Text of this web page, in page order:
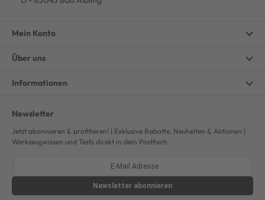
Mein Konto
Über uns
Informationen
Newsletter
Jetzt abonnieren & profitieren! | Exklusive Rabatte, Neuheiten & Aktionen |
Werkzeugwissen und Tests direkt in dein Postfach
Newsletter abonnieren